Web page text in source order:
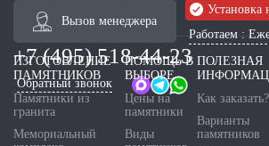
Вызов менеджера
Работаем :
+7 (495) 518-44-23
Обратный звонок
ИЗГОТОВЛЕНИЕ
ПАМЯТНИКОВ
Памятники из
гранита
Мемориальный
ПОМОЩЬ В
ВЫБОРЕ
Цены на
памятники
Виды
ПОЛЕЗНАЯ
Как заказать?
Варианты
памятников